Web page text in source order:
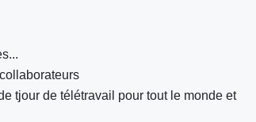
tjour de télétravail pour tout le monde et